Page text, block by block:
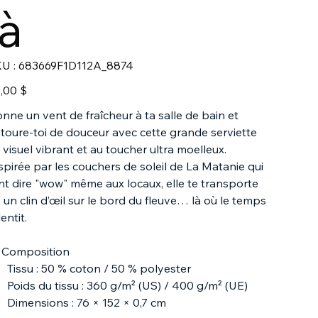
:
SKU
683669F1D112A_8874
683669F1D112A_8874
$
un vent de fraîcheur à ta salle de bain et
toi de douceur avec cette grande serviette
visuel vibrant et au toucher ultra moelleux.
par les couchers de soleil de La Matanie qui
dire "wow" même aux locaux, elle te transporte
un clin d’œil sur le bord du fleuve… là où le temps
Composition
Tissu : 50 % coton / 50 % polyester
Poids du tissu : 360 g/m² (US) / 400 g/m² (UE)
Dimensions : 76 × 152 × 0,7 cm